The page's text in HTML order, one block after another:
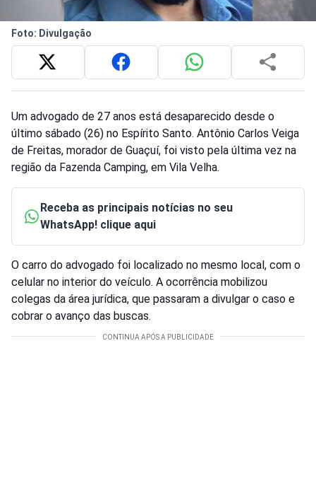
Foto: Divulgação
Um advogado de 27 anos está desaparecido desde o
último sábado (26) no Espírito Santo. Antônio Carlos Veiga
de Freitas, morador de Guaçuí, foi visto pela última vez na
região da Fazenda Camping, em Vila Velha.
Receba as principais notícias no seu
WhatsApp! clique aqui
O carro do advogado foi localizado no mesmo local, com o
celular no interior do veículo. A ocorrência mobilizou
colegas da área jurídica, que passaram a divulgar o caso e
cobrar o avanço das buscas.